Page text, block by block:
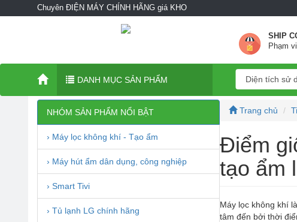
Chuyên ĐIỆN MÁY CHÍNH HÃNG giá KHO
SHIP
Phạm
DANH MỤC SẢN PHẨM
NHÓM SẢN PHẨM NỔI BẬT
› Máy lọc không khí - Tạo ẩm
› Máy hút ẩm dân dụng, công nghiệp
› Smart Tivi
› Tủ lạnh LG chính hãng
Trang chủ
Điểm
tạo ẩm
Máy lọc không khí
tâm đến bởi thời